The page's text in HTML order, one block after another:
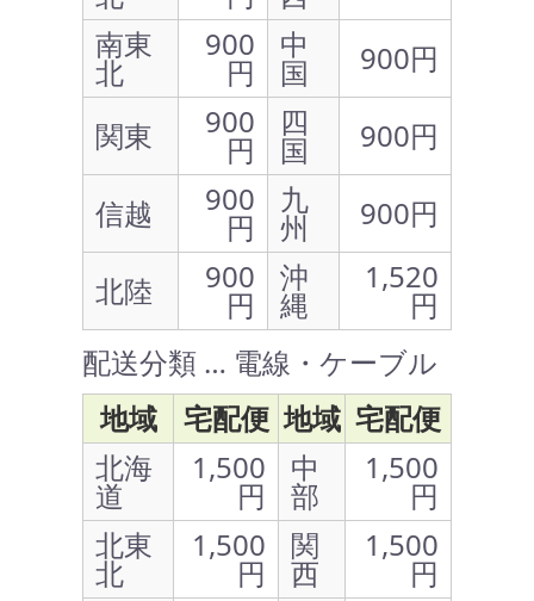
南東
北
900
円
中
国
900円
関東
900
円
四
国
900円
信越
900
円
九
州
900円
北陸
900
円
沖
縄
1,520
円
配送分類 … 電線・ケーブル
地域
宅配便 地域 宅配便
北海
道
1,500
円
中
部
1,500
円
北東
北
1,500
円
関
西
1,500
円